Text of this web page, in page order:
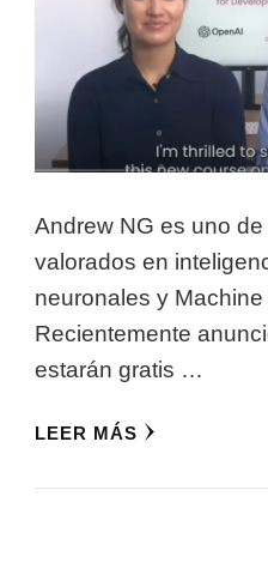
Andrew NG es uno
valorados en
neuronales y
Recientemente
estarán gratis …
LEER MÁS